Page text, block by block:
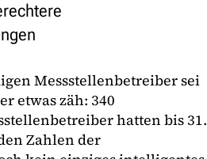
Messstellenbetreiber sei
etwas zäh: 340
hatten bis 31.
Zahlen der